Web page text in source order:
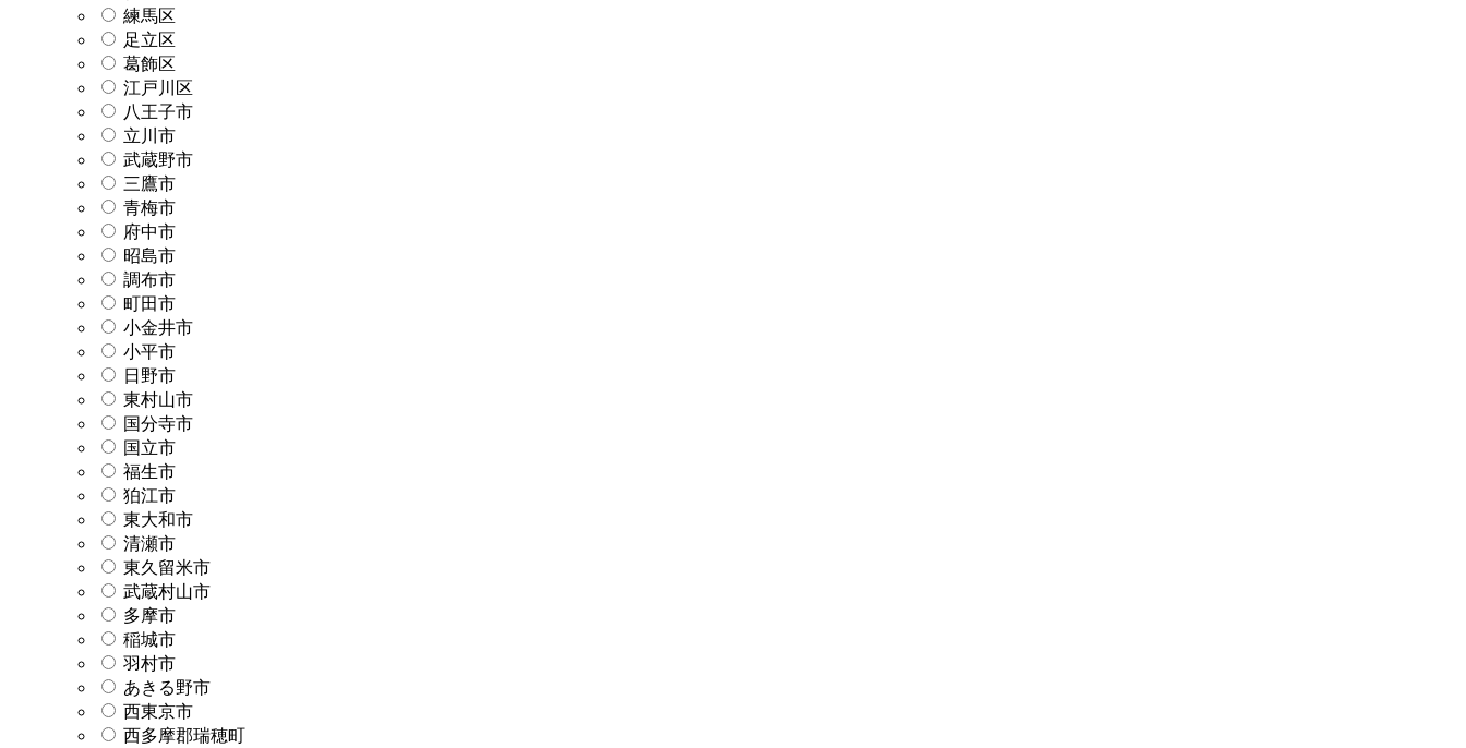
練馬区
足立区
葛飾区
江戸川区
八王子市
立川市
武蔵野市
三鷹市
青梅市
府中市
昭島市
調布市
町田市
小金井市
小平市
日野市
東村山市
国分寺市
国立市
福生市
狛江市
東大和市
清瀬市
東久留米市
武蔵村山市
多摩市
稲城市
羽村市
あきる野市
西東京市
西多摩郡瑞穂町